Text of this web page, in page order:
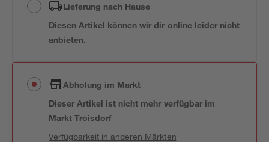
Lieferung nach Hause
Diesen Artikel können wir dir online leider nicht
anbieten.
Abholung im Markt
Dieser Artikel ist nicht mehr verfügbar im
MarktTroisdorf
Verfügbarkeit in anderen Märkten